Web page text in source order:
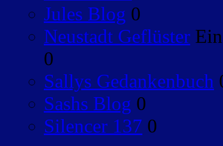
Jules Blog 0
Neustadt Geflüster
0
Sallys Gedankenbuch
Sashs Blog 0
Silencer 137 0